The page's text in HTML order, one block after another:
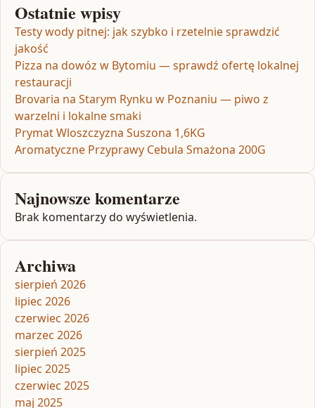
Ostatnie wpisy
Testy wody pitnej: jak szybko i rzetelnie sprawdzić
jakość
Pizza na dowóz w Bytomiu — sprawdź ofertę lokalnej
restauracji
Brovaria na Starym Rynku w Poznaniu — piwo z
warzelni i lokalne smaki
Prymat Wloszczyzna Suszona 1,6KG
Aromatyczne Przyprawy Cebula Smażona 200G
Najnowsze komentarze
Brak komentarzy do wyświetlenia.
Archiwa
sierpień 2026
lipiec 2026
czerwiec 2026
marzec 2026
sierpień 2025
lipiec 2025
czerwiec 2025
maj 2025